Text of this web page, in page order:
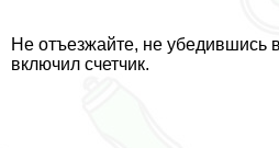
Не отъезжайте, не убедившись
включил счетчик.